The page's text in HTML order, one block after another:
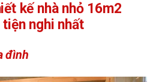
kế nhà nhỏ 16m2
nghi nhất
đình